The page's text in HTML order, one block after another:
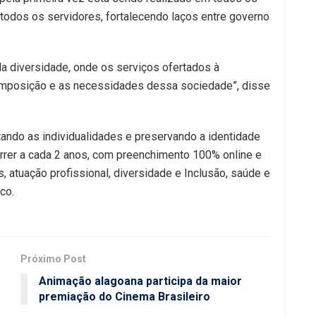
os servidores, fortalecendo laços entre governo
diversidade, onde os serviços ofertados à
e as necessidades dessa sociedade”, disse
as individualidades e preservando a identidade
a cada 2 anos, com preenchimento 100% online e
profissional, diversidade e Inclusão, saúde e
Próximo Post
Animação alagoana participa da maior
premiação do Cinema Brasileiro